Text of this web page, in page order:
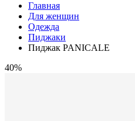
Главная
Для женщин
Одежда
Пиджаки
Пиджак PANICALE
40%